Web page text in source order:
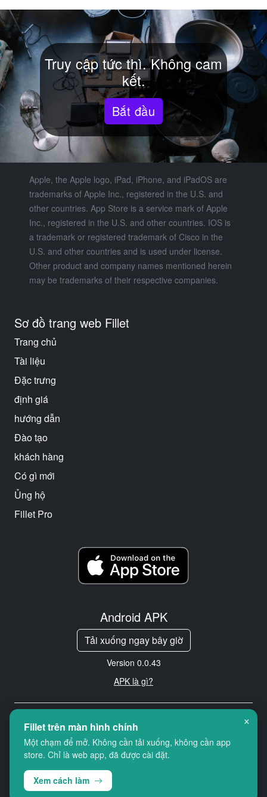
Truy cập tức thì. Không cam
kết.
Bắt đầu
Apple, the Apple logo, iPad, iPhone, and iPadOS are
trademarks of Apple Inc., registered in the U.S. and
other countries. App Store is a service mark of Apple
Inc., registered in the U.S. and other countries. IOS is
a trademark or registered trademark of Cisco in the
U.S. and other countries and is used under license.
Other product and company names mentioned herein
may be trademarks of their respective companies.
Sơ đồ trang web Fillet
Trang chủ
Tài liệu
Đặc trưng
định giá
hướng dẫn
Đào tạo
khách hàng
Có gì mới
Ủng hộ
Fillet Pro
Android APK
Tải xuống ngay bây giờ
Version 0.0.43
APK là gì?
Copyright © 2026 Cityredbird
Location Services Ltd. All rights
reserved.
×
Fillet trên màn hình chính
Một chạm để mở. Không cần tải xuống, không cần app
store. Chỉ là web app, đã được cài đặt.
Xem cách làm